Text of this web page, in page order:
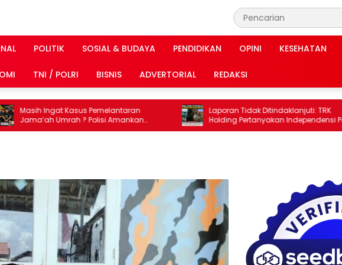
POLITIK SOSIAL & BUDAYA PENDIDIKAN OPINI KESEHATAN
TNI / POLRI BISNIS ADVERTORIAL REDAKSI
Masih Ingat Kasus Pemelantaran
Jama’ah Umrah ? Polisi Amankan
Direktur PT Travelina Indonesia
Laporan Tidak Ditindaklanjuti: TRK
Holding Pertanyakan Independensi Polres
Kolaka